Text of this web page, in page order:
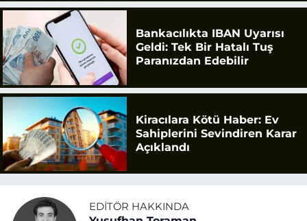
Bankacılıkta IBAN Uyarısı
Geldi: Tek Bir Hatalı Tuş
Paranızdan Edebilir
Kiracılara Kötü Haber: Ev
Sahiplerini Sevindiren Karar
Açıklandı
EDITÖR HAKKINDA